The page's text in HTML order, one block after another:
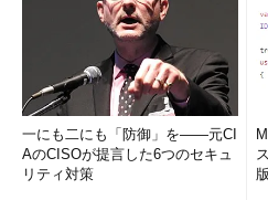
一にも二にも「防御」を――元CI
AのCISOが提言した6つのセキュ
リティ対策